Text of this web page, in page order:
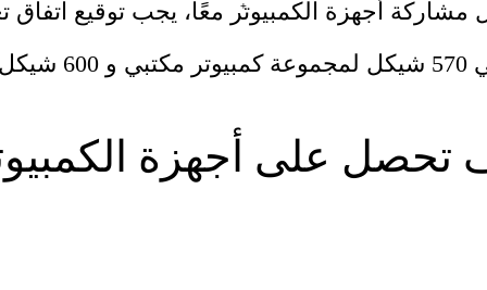
+
أجهزة الكمبيوتر معًا، يجب توقيع اتفاق
التكلفة
تحصل على أجهزة